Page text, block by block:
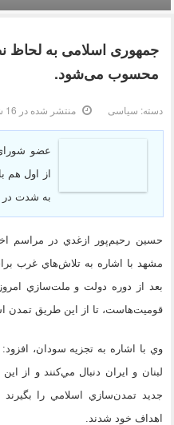
جمهوری اسلامی به لحاظ
محسوب می‌شود.
دسته: سیاسی منتشر شده در 16 شهریور 1391
عضو
از اول هم
به شدت در
حسين رحيم‌پور ازغدي در مراسم
مشهد با اشاره به تلاش‌هاي غرب
بعد از دوره دولت و ملت‌سازي
قوميت‌هاست، تا از اين طريق تمدن
وي با اشاره به تجزيه سودان،
لبنان و ايران دنبال مي‌كنند و از
جديد تمدن‌سازي اسلامي را
اهداف خود شدند.